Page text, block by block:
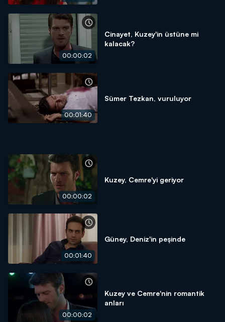
00:00:02
Cinayet, Kuzey'in üstüne mi
kalacak?
00:01:40
Sümer Tezkan, vuruluyor
00:00:02
Kuzey, Cemre'yi geriyor
00:01:40
Güney, Deniz'in peşinde
00:00:02
Kuzey ve Cemre'nin romantik
anları